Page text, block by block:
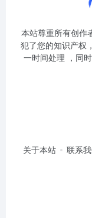
本站尊重所有创作
犯了您的知识产权
一时间处理 ，同
关于本站 联系